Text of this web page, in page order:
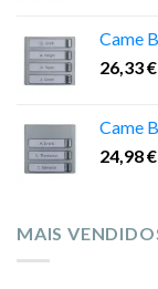
Came
26,33€
Came
24,98€
MAIS